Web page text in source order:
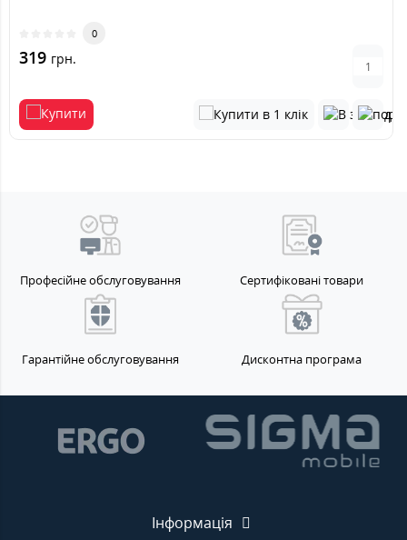
0
319 грн.
Професійне обслуговування Сертифіковані товари
Гарантійне обслуговування Дисконтна програма
Інформація